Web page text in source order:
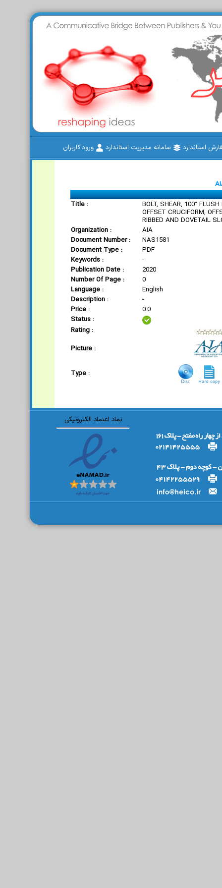
استاندارد سامانه مدیریت استاندارد ورود کاربران
Title :
BOLT, SHEAR, 100° FLUSH
OFFSET CRUCIFORM,
RIBBED AND DOVETAIL
Organization :
AIA
Document Number :
NAS1581
Document Type :
PDF
Keywords :
-
Publication Date :
2020
Number Of Page :
0
Language :
English
Description :
-
Price :
0.0
Status :
Rating :
Picture :
Type :
نماد اعتماد الکترونیکی